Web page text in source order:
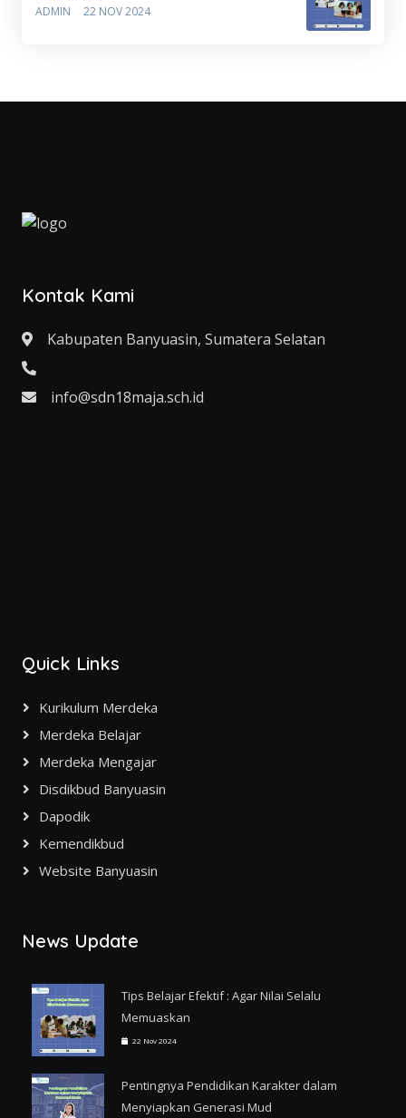
ADMIN 22 NOV 2024
Kontak Kami
Kabupaten Banyuasin, Sumatera Selatan
info@sdn18maja.sch.id
Quick Links
Kurikulum Merdeka
Merdeka Belajar
Merdeka Mengajar
Disdikbud Banyuasin
Dapodik
Kemendikbud
Website Banyuasin
News Update
Tips Belajar Efektif : Agar Nilai Selalu
Memuaskan
22 Nov 2024
Pentingnya Pendidikan Karakter dalam
Menyiapkan Generasi Mud